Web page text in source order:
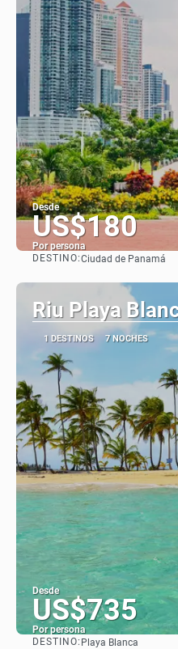
Desde
US$180
Por persona
DESTINO:Ciudad de Panamá
Riu Playa
1 DESTINOS 7 NOCHES
Desde
US$735
Por persona
DESTINO: Playa Blanca